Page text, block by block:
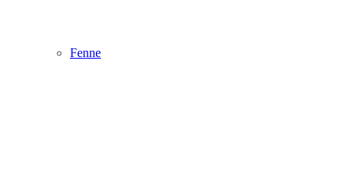
Fenne